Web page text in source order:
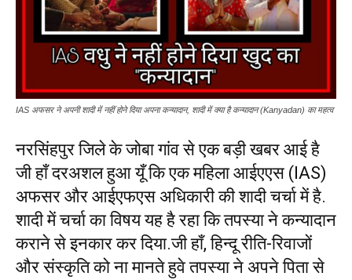
IAS अफसर ने अपनी शादी में नहीं होने दिया अपना कन्यादान, शादी में क्या है कन्यादान (Kanyadan) का महत्व
नरसिंहपुर जिले के जोबा गांव से एक बड़ी खबर आई है
जी हाँ दरअशल हुआ यूँ कि एक महिला आईएएस (IAS)
अफसर और आईएफएस अधिकारी की शादी चर्चा में है.
शादी में चर्चा का विषय यह है रहा कि तपस्या ने कन्यादान
कराने से इनकार कर दिया.जी हाँ, हिन्दू रीति-रिवाजों
और संस्कृति को ना मानते हुवे तपस्या ने अपने पिता से